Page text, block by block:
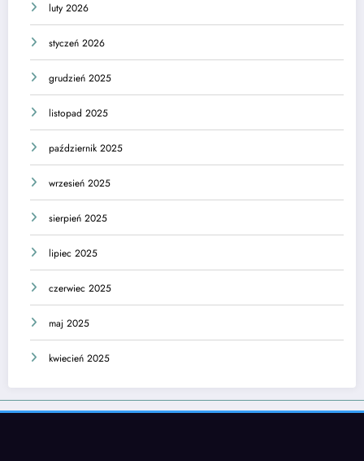
luty 2026
styczeń 2026
grudzień 2025
listopad 2025
październik 2025
wrzesień 2025
sierpień 2025
lipiec 2025
czerwiec 2025
maj 2025
kwiecień 2025